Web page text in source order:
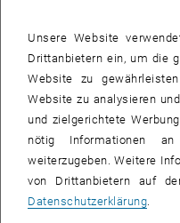
Personen- und
wie gut es gelingt,
Überraschend ist dabei: Die
einzelner Routinen führt zu
Gesamtagilität des Projekts.
Ausführung einzelner
Projektebene sind komplex –
stärker berücksichtigt werden.
Über die Autoren
Unsere Website
Drittanbietern ein, um die
Website zu
Website zu analysieren
und zielgerichtete
nötig Informationen
weiterzugeben. Weitere
von Drittanbietern auf
Datenschutzerklärung.